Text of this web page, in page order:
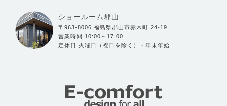
ショールーム郡山
〒963-8006 福島県郡山市赤木町 24-19
営業時間 10:00～17:00
定休日 火曜日（祝日を除く）・年末年始